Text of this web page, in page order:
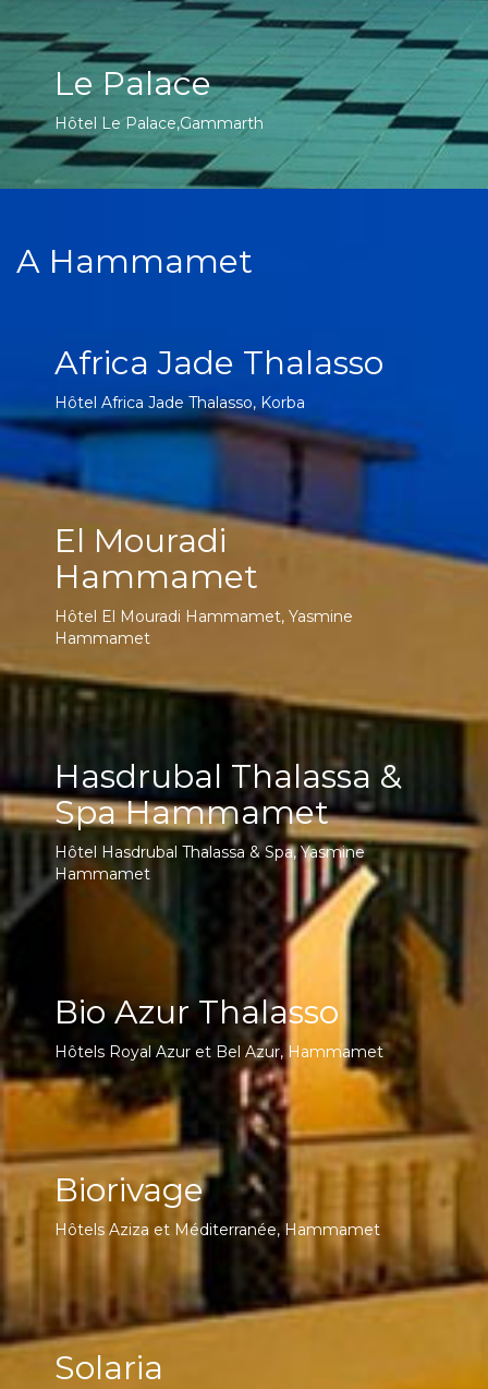
Le Palace
Hôtel Le Palace,Gammarth
A Hammamet
Africa Jade Thalasso
Hôtel Africa Jade Thalasso, Korba
El Mouradi
Hammamet
Hôtel El Mouradi Hammamet, Yasmine
Hammamet
Hasdrubal Thalassa &
Spa Hammamet
Hôtel Hasdrubal Thalassa & Spa, Yasmine
Hammamet
Bio Azur Thalasso
Hôtels Royal Azur et Bel Azur, Hammamet
Biorivage
Hôtels Aziza et Méditerranée, Hammamet
Solaria